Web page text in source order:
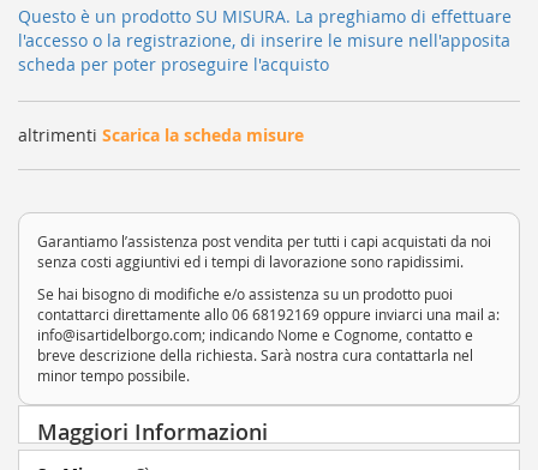
Questo è un prodotto SU MISURA. La preghiamo di effettuare
l'accesso o la registrazione, di inserire le misure nell'apposita
scheda per poter proseguire l'acquisto
altrimenti Scarica la scheda misure
Garantiamo l’assistenza post vendita per tutti i capi acquistati da noi
senza costi aggiuntivi ed i tempi di lavorazione sono rapidissimi.
Se hai bisogno di modifiche e/o assistenza su un prodotto puoi
contattarci direttamente allo 06 68192169 oppure inviarci una mail a:
info@isartidelborgo.com; indicando Nome e Cognome, contatto e
breve descrizione della richiesta. Sarà nostra cura contattarla nel
minor tempo possibile.
Maggiori Informazioni